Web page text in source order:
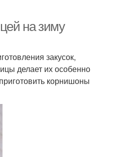
на зиму
закусок,
делает их особенно
корнишоны